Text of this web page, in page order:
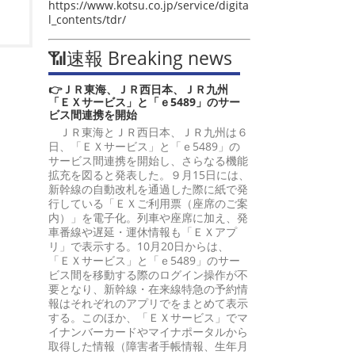
https://www.kotsu.co.jp/service/digita
l_contents/tdr/
📶速報 Breaking news
👉ＪＲ東海、ＪＲ西日本、ＪＲ九州
「ＥＸサービス」と「ｅ5489」のサー
ビス間連携を開始
ＪＲ東海とＪＲ西日本、ＪＲ九州は６
日、「ＥＸサービス」と「ｅ5489」の
サービス間連携を開始し、さらなる機能
拡充を図ると発表した。９月15日には、
新幹線の自動改札を通過した際に紙で発
行している「ＥＸご利用票（座席のご案
内）」を電子化。列車や座席に加え、発
車番線や遅延・運休情報も「ＥＸアプ
リ」で表示する。10月20日からは、
「ＥＸサービス」と「ｅ5489」のサー
ビス間を移動する際のログイン操作が不
要となり、新幹線・在来線特急の予約情
報はそれぞれのアプリでをまとめて表示
する。このほか、「ＥＸサービス」でマ
イナンバーカードやマイナポータルから
取得した情報（障害者手帳情報、生年月